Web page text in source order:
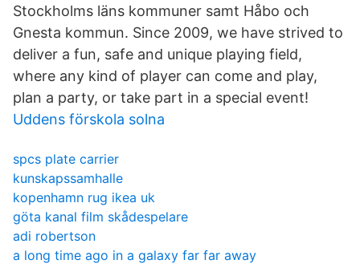
Stockholms läns kommuner samt Håbo och
Gnesta kommun. Since 2009, we have strived to
deliver a fun, safe and unique playing field,
where any kind of player can come and play,
plan a party, or take part in a special event!
Uddens förskola solna
spcs plate carrier
kunskapssamhalle
kopenhamn rug ikea uk
göta kanal film skådespelare
adi robertson
a long time ago in a galaxy far far away